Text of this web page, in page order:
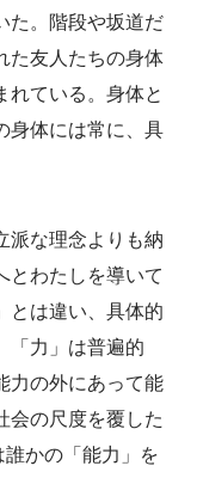
た。階段や坂道だ
た友人たちの身体
れている。身体と
身体には常に、具
派な理念よりも納
とわたしを導いて
とは違い、具体的
「力」は普遍的
力の外にあって能
会の尺度を覆した
誰かの「能力」を